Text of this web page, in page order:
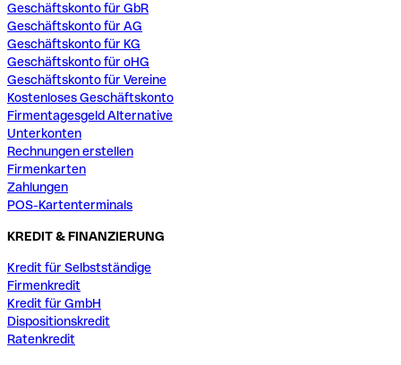
Geschäftskonto für GbR
Geschäftskonto für AG
Geschäftskonto für KG
Geschäftskonto für oHG
Geschäftskonto für Vereine
Kostenloses Geschäftskonto
Firmentagesgeld Alternative
Unterkonten
Rechnungen erstellen
Firmenkarten
Zahlungen
POS-Kartenterminals
KREDIT & FINANZIERUNG
Kredit für Selbstständige
Firmenkredit
Kredit für GmbH
Dispositionskredit
Ratenkredit